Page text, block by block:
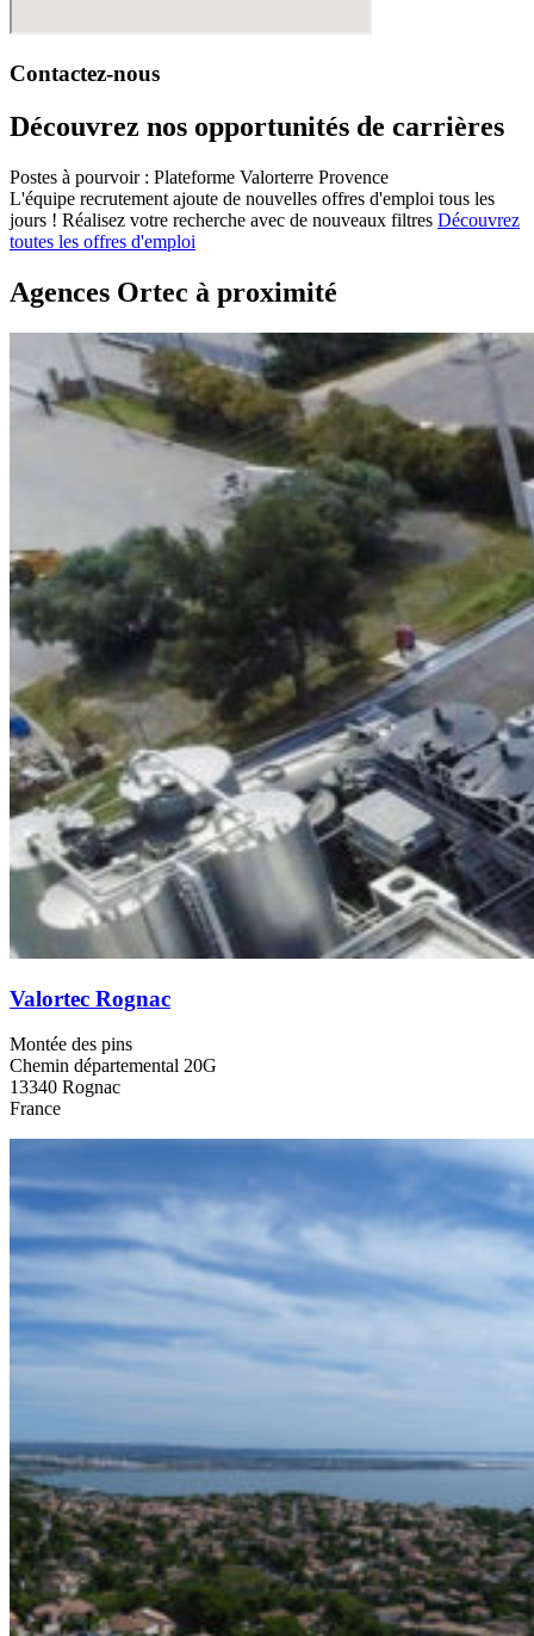
Contactez-nous
Découvrez nos opportunités de carrières
Postes à pourvoir : Plateforme Valorterre Provence
L'équipe recrutement ajoute de nouvelles offres d'emploi tous les
jours ! Réalisez votre recherche avec de nouveaux filtres Découvrez
toutes les offres d'emploi
Agences Ortec à proximité
Valortec Rognac
Montée des pins
Chemin départemental 20G
13340 Rognac
France